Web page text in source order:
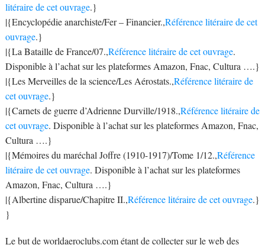
litéraire de cet ouvrage.}
|{Encyclopédie anarchiste/Fer – Financier.,Référence litéraire de cet
ouvrage.}
|{La Bataille de France/07.,Référence litéraire de cet ouvrage.
Disponible à l’achat sur les plateformes Amazon, Fnac, Cultura ….}
|{Les Merveilles de la science/Les Aérostats.,Référence litéraire de
cet ouvrage.}
|{Carnets de guerre d’Adrienne Durville/1918.,Référence litéraire de
cet ouvrage. Disponible à l’achat sur les plateformes Amazon, Fnac,
Cultura ….}
|{Mémoires du maréchal Joffre (1910-1917)/Tome 1/12.,Référence
litéraire de cet ouvrage. Disponible à l’achat sur les plateformes
Amazon, Fnac, Cultura ….}
|{Albertine disparue/Chapitre II.,Référence litéraire de cet ouvrage.}
}
Le but de worldaeroclubs.com étant de collecter sur le web des